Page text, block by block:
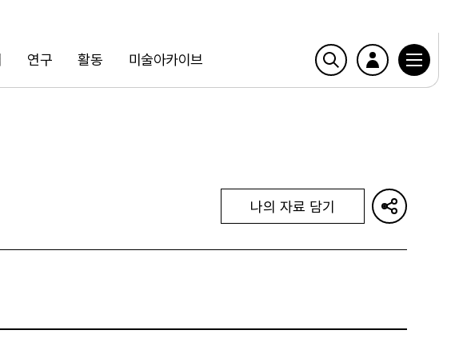
연구 활동 미술아카이브
나의 자료 담기